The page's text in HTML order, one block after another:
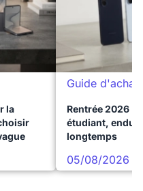
la
Guide d'achat
Rentrée 2026 :
étudiant,
longtemps
05/08/2026